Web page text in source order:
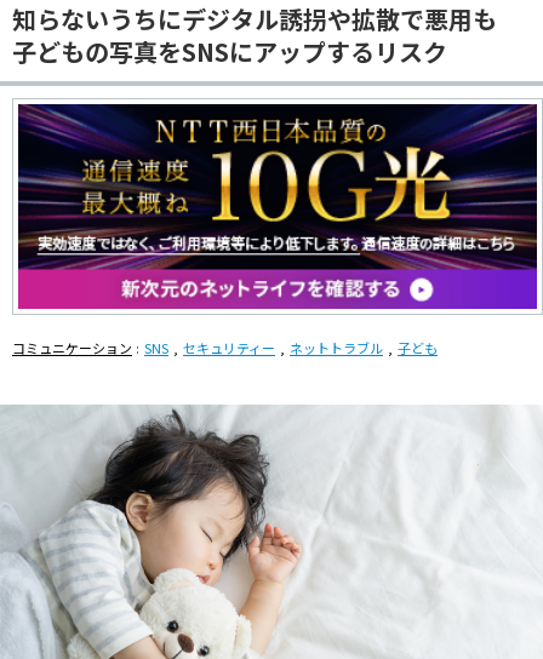
知らないうちにデジタル誘拐や拡散で悪用も
子どもの写真をSNSにアップするリスク
コミュニケーション SNS セキュリティー ネットトラブル 子ども